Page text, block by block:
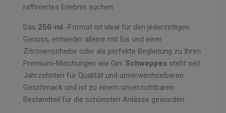
raffiniertes Erlebnis suchen.
Das 250-ml -Format ist ideal für den jederzeitigen
Genuss, entweder alleine mit Eis und einer
Zitronenscheibe oder als perfekte Begleitung zu Ihren
Premium-Mischungen wie Gin. Schweppes steht seit
Jahrzehnten für Qualität und unverwechselbaren
Geschmack und ist zu einem unverzichtbaren
Bestandteil für die schönsten Anlässe geworden.